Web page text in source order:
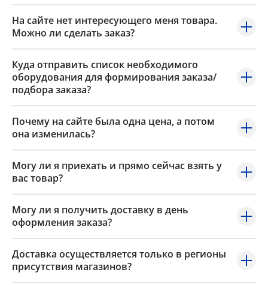
На сайте нет интересующего меня товара.
Можно ли сделать заказ?
Куда отправить список необходимого
оборудования для формирования заказа/
подбора заказа?
Почему на сайте была одна цена, а потом
она изменилась?
Могу ли я приехать и прямо сейчас взять у
вас товар?
Могу ли я получить доставку в день
оформления заказа?
Доставка осуществляется только в регионы
присутствия магазинов?